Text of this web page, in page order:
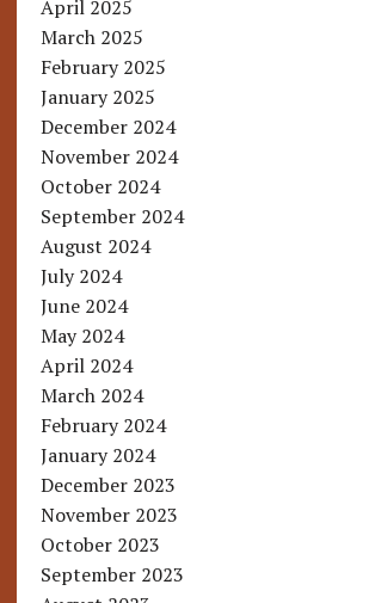
April 2025
March 2025
February 2025
January 2025
December 2024
November 2024
October 2024
September 2024
August 2024
July 2024
June 2024
May 2024
April 2024
March 2024
February 2024
January 2024
December 2023
November 2023
October 2023
September 2023